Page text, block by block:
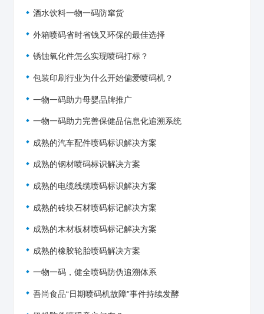
酒水饮料一物一码防窜货
外箱喷码省时省钱又环保的最佳选择
锈蚀氧化件怎么实现喷码打标？
包装印刷行业为什么开始偏爱喷码机？
一物一码助力母婴品牌推广
一物一码助力完善保健品信息化追溯系统
成熟的汽车配件喷码标识解决方案
成熟的钢材喷码标识解决方案
成熟的电缆线缆喷码标识解决方案
成熟的砖块石材喷码标记解决方案
成熟的木材板材喷码标记解决方案
成熟的橡胶轮胎喷码解决方案
一物一码，健全喷码防伪追溯体系
吾尚食品“日期喷码机故障”事件持续发酵